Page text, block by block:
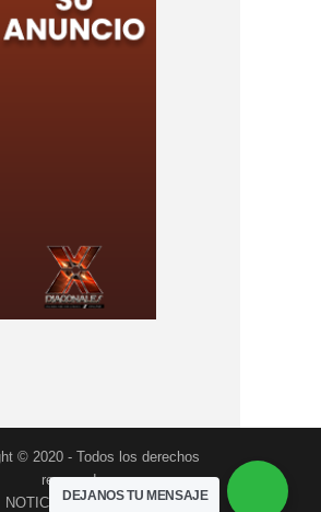
DEJANOS TU MENSAJE
© 2020 - Todos los derechos
reservados
NOTICIAS PROGRAMACION